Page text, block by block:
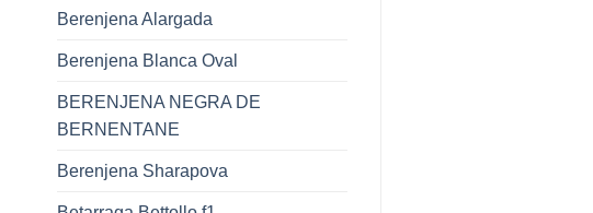
Berenjena Alargada
Berenjena Blanca Oval
BERENJENA NEGRA DE
BERNENTANE
Berenjena Sharapova